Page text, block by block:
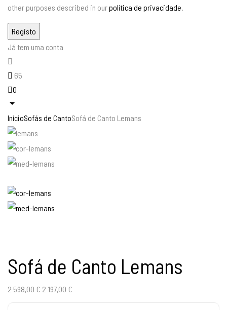
other purposes described in ourpolítica de privacidade.
Já tem uma conta
65
0
InícioSofás de CantoSofá de Canto Lemans
Sofá de Canto Lemans
2 598,00€ O
2 197,00 €